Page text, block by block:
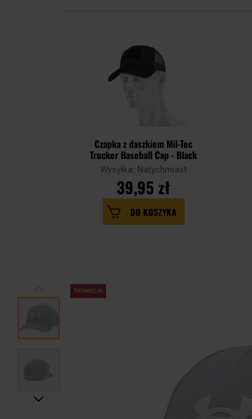
Czapka z daszkiem Mil-Tec
Trucker Baseball Cap - Black
Wysyłka: Natychmiast
39,95 zł
DO KOSZYKA
PROMOCJA